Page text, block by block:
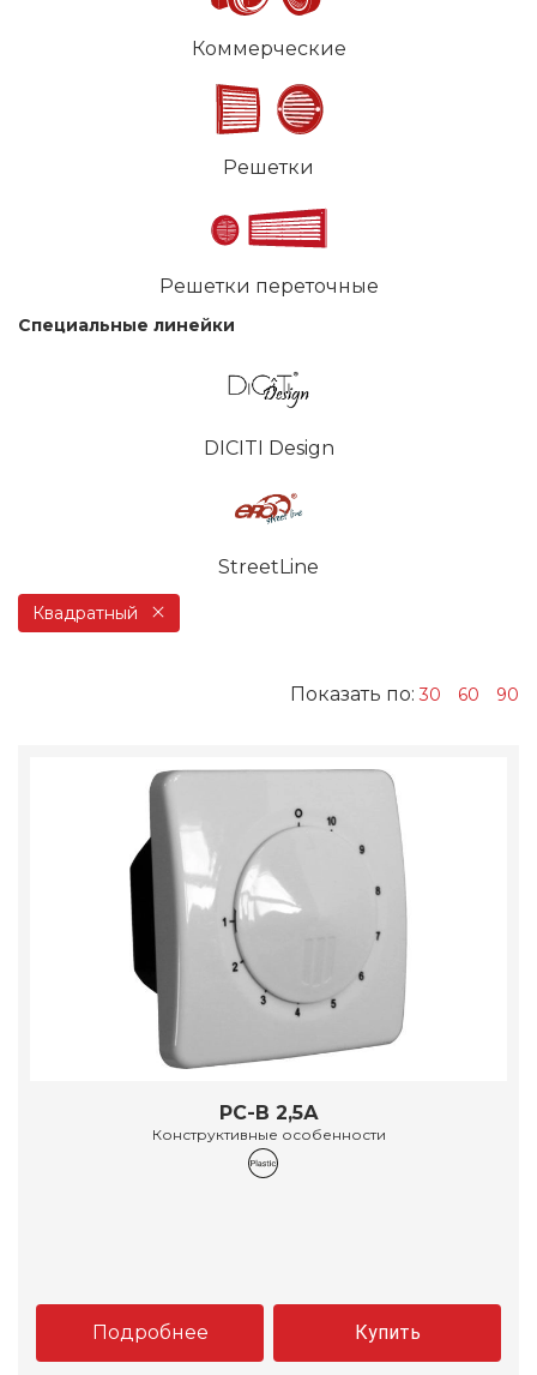
Коммерческие
Решетки
Решетки переточные
Специальные линейки
DICITI Design
StreetLine
Квадратный
Показать по:30 60 90
РС-В 2,5А
Конструктивные особенности
Подробнее Купить